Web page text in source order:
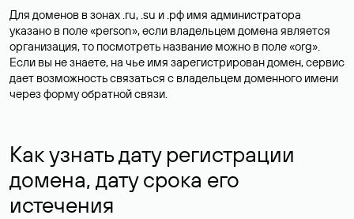
Для доменов в зонах .ru, .su и .рф имя администратора
указано в поле «person», если владельцем домена является
организация, то посмотреть название можно в поле «org».
Если вы не знаете, на чье имя зарегистрирован домен, сервис
дает возможность связаться с владельцем доменного имени
через форму обратной связи.
Как узнать дату регистрации
домена, дату срока его
истечения